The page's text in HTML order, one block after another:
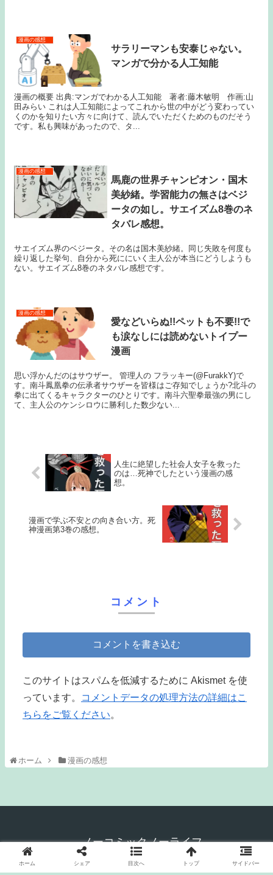
漫画の感想
サラリーマンも安泰じゃない。
マンガで分かる人工知能
漫画の概要 出典:マンガでわかる人工知能 著者:藤木敏明 作画:山
田みらい これは人工知能によってこれから世の中がどう変わってい
くのかを知りたい方々に向けて、読んでいただくためのものだそう
です。私も興味があったので、タ...
漫画の感想
馬鹿の世界チャンピオン・国木
美紗緒。学習能力の無さはベジ
ータの如し。サエイズム8巻のネ
タバレ感想。
サエイズム界のベジータ。その名は国木美紗緒。同じ失敗を何度も
繰り返した挙句、自分から死ににいく主人公が本当にどうしようも
ない。サエイズム8巻のネタバレ感想です。
漫画の感想
愛などいらぬ!!ペットも不要!!で
も涙なしには読めないトイプー
漫画
思い浮かんだのはサウザー。 管理人の フラッキー(@FurakkY)で
す。南斗鳳凰拳の伝承者サウザーを皆様はご存知でしょうか?北斗の
拳に出てくるキャラクターのひとりです。南斗六聖拳最強の男にし
て、主人公のケンシロウに勝利した数少ない...
人生に絶望した社会人女子を救った
のは…死神でしたという漫画の感
想。
漫画で学ぶ不安との向き合い方。死
神漫画第3巻の感想。
コメント
コメントを書き込む
このサイトはスパムを低減するために Akismet を使
っています。
コメントデータの処理方法の詳細はこ
ちらをご覧ください。
ホーム 漫画の感想
ノーコミックノーライフ
管理人のプロフィール
サイトマップ
ホーム シェア 目次へ トップ サイドバー